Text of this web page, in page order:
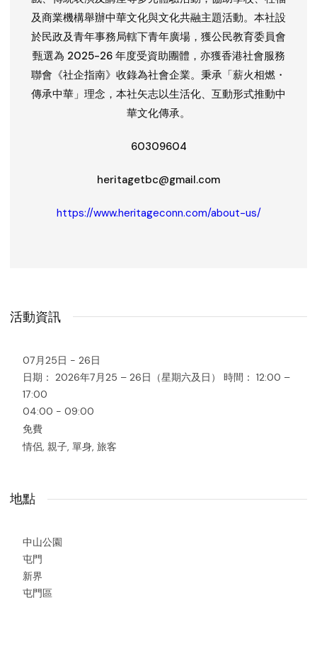
及商業機構舉辦中華文化與文化共融主題活動。本社設
於民政及青年事務局轄下青年廣場，獲公民教育委員會
甄選為 2025-26 年度受資助團體，亦獲香港社會服務
聯會《社企指南》收錄為社會企業。秉承「薪火相燃・
傳承中華」理念，本社矢志以生活化、互動形式推動中
華文化傳承。
60309604
heritagetbc@gmail.com
https://www.heritageconn.com/about-us/
活動資訊
07月25日 - 26日
日期： 2026年7月25 – 26日（星期六及日） 時間： 12:00 –
17:00
04:00 - 09:00
免費
情侶, 親子, 單身, 旅客
地點
中山公園
屯門
新界
屯門區